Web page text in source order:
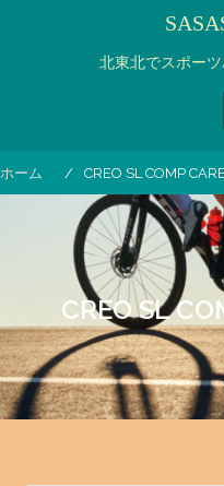
キ
北東北でスポー
ホーム CREO SL COMP
CREO SL